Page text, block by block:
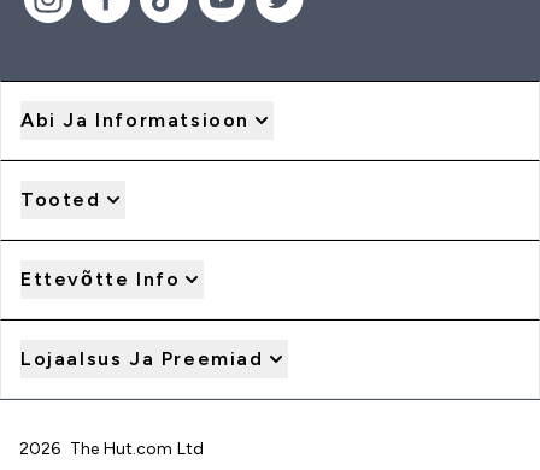
Abi Ja Informatsioon
Tooted
Ettevõtte Info
Lojaalsus Ja Preemiad
2026 The Hut.com Ltd